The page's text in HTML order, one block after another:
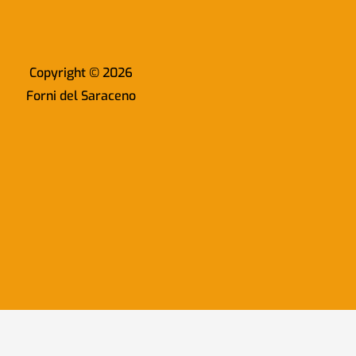
Copyright © 2026
Forni del Saraceno